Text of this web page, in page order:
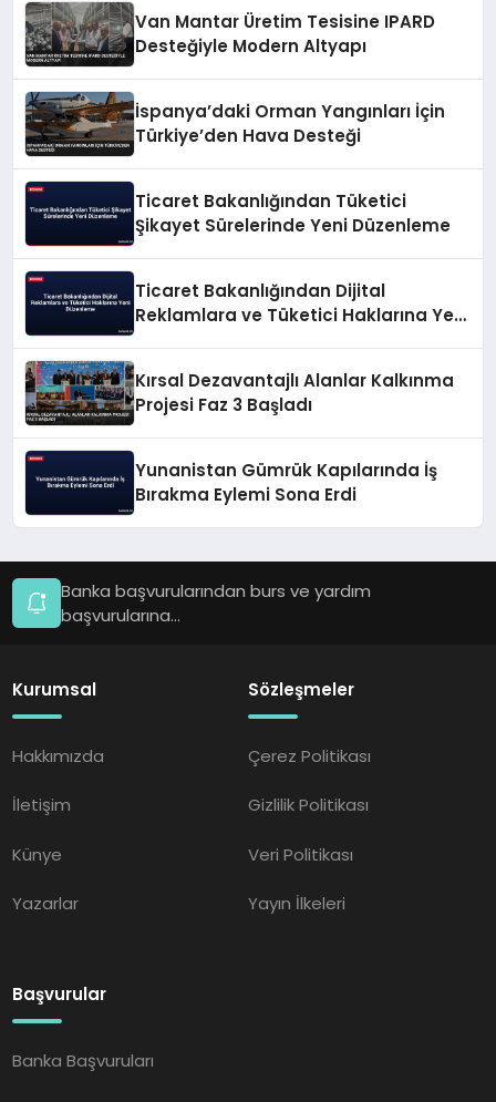
Van Mantar Üretim Tesisine IPARD
Desteğiyle Modern Altyapı
İspanya’daki Orman Yangınları İçin
Türkiye’den Hava Desteği
Ticaret Bakanlığından Tüketici
Şikayet Sürelerinde Yeni Düzenleme
Ticaret Bakanlığından Dijital
Reklamlara ve Tüketici Haklarına Yeni
Kırsal Dezavantajlı Alanlar Kalkınma
Projesi Faz 3 Başladı
Yunanistan Gümrük Kapılarında İş
Bırakma Eylemi Sona Erdi
Banka başvurularından burs ve yardım
başvurularına...
Kurumsal
Hakkımızda
İletişim
Künye
Yazarlar
Sözleşmeler
Çerez Politikası
Gizlilik Politikası
Veri Politikası
Yayın İlkeleri
Başvurular
Banka Başvuruları